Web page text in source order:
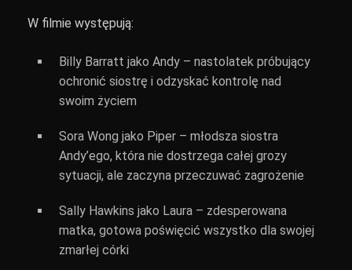
W filmie występują:
Billy Barratt jako Andy – nastolatek próbujący
ochronić siostrę i odzyskać kontrolę nad
swoim życiem
Sora Wong jako Piper – młodsza siostra
Andy’ego, która nie dostrzega całej grozy
sytuacji, ale zaczyna przeczuwać zagrożenie
Sally Hawkins jako Laura – zdesperowana
matka, gotowa poświęcić wszystko dla swojej
zmarłej córki